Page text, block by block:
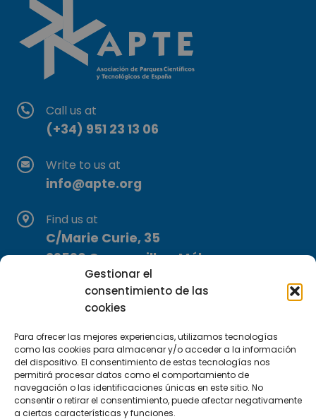
Gestionar el
consentimiento de las
cookies
Para ofrecer las mejores experiencias, utilizamos tecnologías
como las cookies para almacenar y/o acceder a la información
del dispositivo. El consentimiento de estas tecnologías nos
permitirá procesar datos como el comportamiento de
navegación o las identificaciones únicas en este sitio. No
consentir o retirar el consentimiento, puede afectar negativamente
a ciertas características y funciones.
Call us at
(+34) 951 23 13 06
Write to us at
info@apte.org
Find us at
C/Marie Curie, 35
29590 Campanillas, Málaga
Subscribe to our Newsletter
SUBSCRIBE HERE